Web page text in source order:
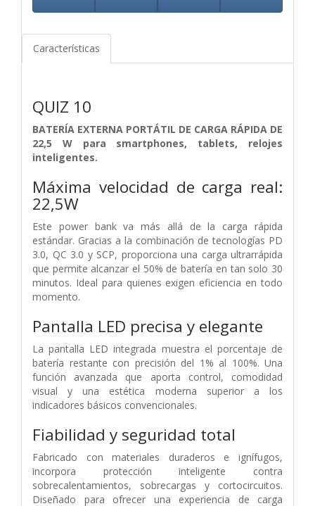
Características
QUIZ 10
BATERÍA EXTERNA PORTÁTIL DE CARGA RÁPIDA DE
22,5 W para smartphones, tablets, relojes
inteligentes.
Máxima velocidad de carga real:
22,5W
Este power bank va más allá de la carga rápida
estándar. Gracias a la combinación de tecnologías PD
3.0, QC 3.0 y SCP, proporciona una carga ultrarrápida
que permite alcanzar el 50% de batería en tan solo 30
minutos. Ideal para quienes exigen eficiencia en todo
momento.
Pantalla LED precisa y elegante
La pantalla LED integrada muestra el porcentaje de
batería restante con precisión del 1% al 100%. Una
función avanzada que aporta control, comodidad
visual y una estética moderna superior a los
indicadores básicos convencionales.
Fiabilidad y seguridad total
Fabricado con materiales duraderos e ignífugos,
incorpora protección inteligente contra
sobrecalentamientos, sobrecargas y cortocircuitos.
Diseñado para ofrecer una experiencia de carga